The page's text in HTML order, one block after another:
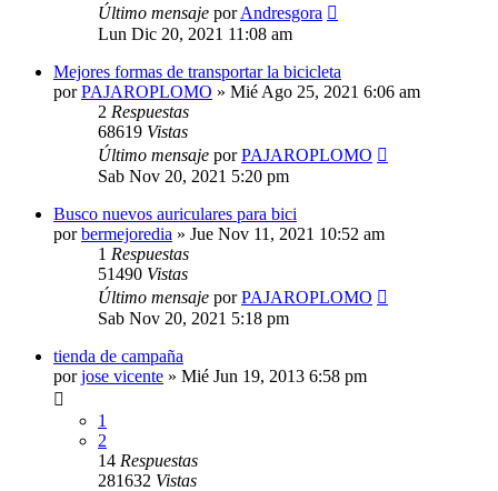
Último mensaje porAndresgora
Lun Dic 20, 2021 11:08 am
Mejores formas de transportar la bicicleta
porPAJAROPLOMO » Mié Ago 25, 2021 6:06 am
2 Respuestas
68619 Vistas
Último mensaje porPAJAROPLOMO
Sab Nov 20, 2021 5:20 pm
Busco nuevos auriculares para bici
porbermejoredia » Jue Nov 11, 2021 10:52 am
1 Respuestas
51490 Vistas
Último mensaje porPAJAROPLOMO
Sab Nov 20, 2021 5:18 pm
tienda de campaña
porjose vicente » Mié Jun 19, 2013 6:58 pm
1
2
14 Respuestas
281632 Vistas